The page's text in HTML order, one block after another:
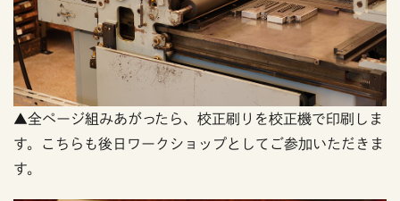
▲全ページ組みあがったら、校正刷りを校正機で印刷しま
す。こちらも後日ワークショップとしてご参加いただきま
す。